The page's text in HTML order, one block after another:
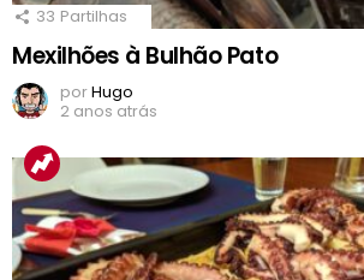
33 Partilhas
Mexilhões à Bulhão Pato
porHugo
2 anos atrás